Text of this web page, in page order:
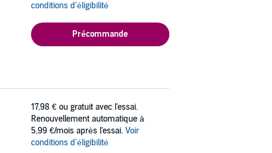
conditions d'éligibilité
Précommande
17,98 € ou gratuit avec l'essai.
Renouvellement automatique à
5,99 €/mois après l'essai. Voir
conditions d'éligibilité